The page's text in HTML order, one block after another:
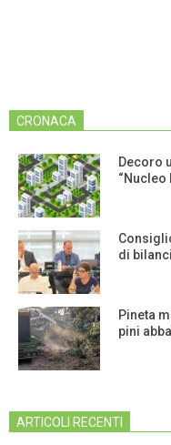
CRONACA
Decoro
“Nucleo
di
Pineta
pini
ARTICOLI RECENTI